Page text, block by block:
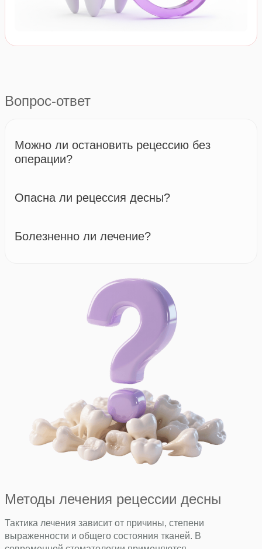
Вопрос-ответ
Можно ли остановить рецессию без
операции?
Опасна ли рецессия десны?
Болезненно ли лечение?
Методы лечения рецессии десны
Тактика лечения зависит от причины, степени
выраженности и общего состояния тканей. В